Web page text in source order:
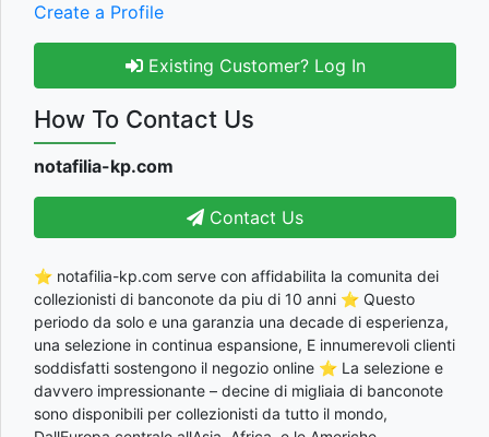
Create a Profile
Existing Customer? Log In
How To Contact Us
notafilia-kp.com
Contact Us
⭐ notafilia-kp.com serve con affidabilita la comunita dei
collezionisti di banconote da piu di 10 anni ⭐ Questo
periodo da solo e una garanzia una decade di esperienza,
una selezione in continua espansione, E innumerevoli clienti
soddisfatti sostengono il negozio online ⭐ La selezione e
davvero impressionante – decine di migliaia di banconote
sono disponibili per collezionisti da tutto il mondo,